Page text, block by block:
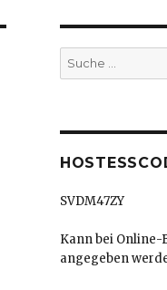
Suche
nach:
SVDM47ZY
Kann bei
angegeben